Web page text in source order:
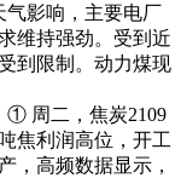
影响，主要电厂
维持强劲。受到近
到限制。动力煤现
① 周二，焦炭2109
焦利润高位，开工
，高频数据显示，